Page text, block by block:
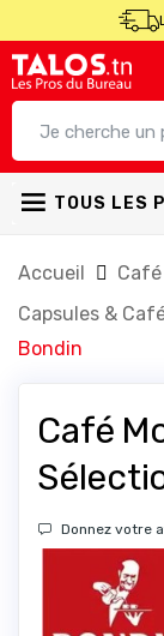
TOUS LES
Accueil
Capsules &
Bondin
Café
Donnez votre